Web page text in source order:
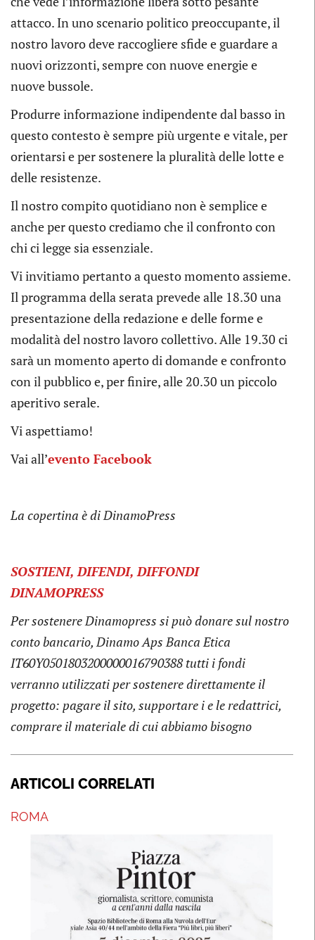
attacco. In uno scenario politico preoccupante, il
nostro lavoro deve raccogliere sfide e guardare a
nuovi orizzonti, sempre con nuove energie e
nuove bussole.
Produrre informazione indipendente dal basso in
questo contesto è sempre più urgente e vitale, per
orientarsi e per sostenere la pluralità delle lotte e
delle resistenze.
Il nostro compito quotidiano non è semplice e
anche per questo crediamo che il confronto con
chi ci legge sia essenziale.
Vi invitiamo pertanto a questo momento assieme.
Il programma della serata prevede alle 18.30 una
presentazione della redazione e delle forme e
modalità del nostro lavoro collettivo. Alle 19.30 ci
sarà un momento aperto di domande e confronto
con il pubblico e, per finire, alle 20.30 un piccolo
aperitivo serale.
Vi aspettiamo!
Vai all’evento Facebook
La copertina è di DinamoPress
SOSTIENI, DIFENDI, DIFFONDI
DINAMOPRESS
Per sostenere Dinamopress si può donare sul nostro
conto bancario, Dinamo Aps Banca Etica
IT60Y0501803200000016790388 tutti i fondi
verranno utilizzati per sostenere direttamente il
progetto: pagare il sito, supportare i e le redattrici,
comprare il materiale di cui abbiamo bisogno
ARTICOLI CORRELATI
ROMA